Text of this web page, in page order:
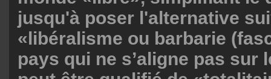
jusqu'à poser l'alternative
«libéralisme ou barbarie
pays qui ne s’aligne pas sur